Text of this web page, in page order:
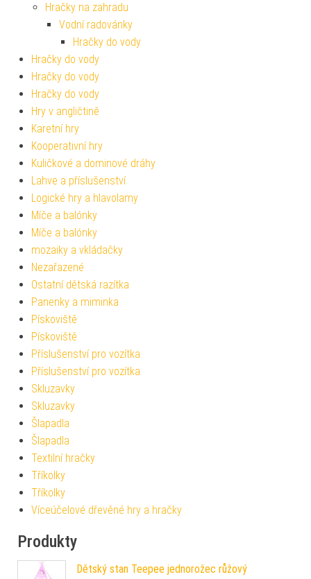
Hračky na zahradu
Vodní radovánky
Hračky do vody
Hračky do vody
Hračky do vody
Hračky do vody
Hry v angličtině
Karetní hry
Kooperativní hry
Kuličkové a dominové dráhy
Lahve a příslušenství
Logické hry a hlavolamy
Míče a balónky
Míče a balónky
mozaiky a vkládačky
Nezařazené
Ostatní dětská razítka
Panenky a miminka
Pískoviště
Pískoviště
Příslušenství pro vozítka
Příslušenství pro vozítka
Skluzavky
Skluzavky
Šlapadla
Šlapadla
Textilní hračky
Tříkolky
Tříkolky
Víceúčelové dřevěné hry a hračky
Produkty
Dětský stan Teepee jednorožec růžový